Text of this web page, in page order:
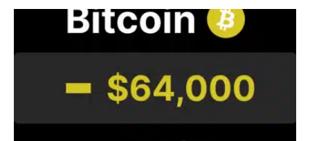
Bitcoin stagne à 64 000 dollars pendant que les